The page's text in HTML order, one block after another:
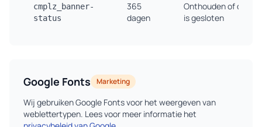
cmplz_banner-
status
365
dagen
Onthouden of de
is gesloten
Google Fonts Marketing
Wij gebruiken Google Fonts voor het weergeven van
weblettertypen. Lees voor meer informatie het